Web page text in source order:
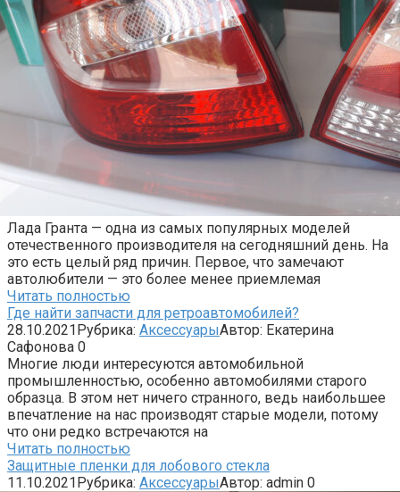
Лада Гранта — одна из самых популярных моделей
отечественного производителя на сегодняшний день. На
это есть целый ряд причин. Первое, что замечают
автолюбители — это более менее приемлемая
Читать полностью
Где найти запчасти для ретроавтомобилей?
28.10.2021Рубрика: АксессуарыАвтор: Екатерина
Сафонова 0
Многие люди интересуются автомобильной
промышленностью, особенно автомобилями старого
образца. В этом нет ничего странного, ведь наибольшее
впечатление на нас производят старые модели, потому
что они редко встречаются на
Читать полностью
Защитные пленки для лобового стекла
11.10.2021Рубрика: АксессуарыАвтор: admin 0